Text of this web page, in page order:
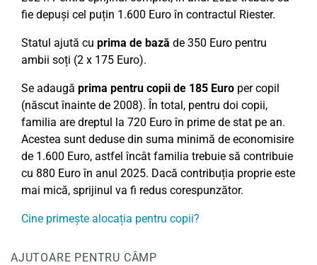
fie depuși cel puțin 1.600 Euro în contractul Riester.
Statul ajută cu prima de bază de 350 Euro pentru
ambii soți (2 x 175 Euro).
Se adaugă prima pentru copii de 185 Euro per copil
(născut înainte de 2008). În total, pentru doi copii,
familia are dreptul la 720 Euro în prime de stat pe an.
Acestea sunt deduse din suma minimă de economisire
de 1.600 Euro, astfel încât familia trebuie să contribuie
cu 880 Euro în anul 2025. Dacă contribuția proprie este
mai mică, sprijinul va fi redus corespunzător.
Cine primește alocația pentru copii?
AJUTOARE PENTRU CÂMP